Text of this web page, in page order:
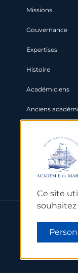
Ce site
Missions
Gouvernance
Expertises
Histoire
Académiciens
Anciens
Grands enjeux
International